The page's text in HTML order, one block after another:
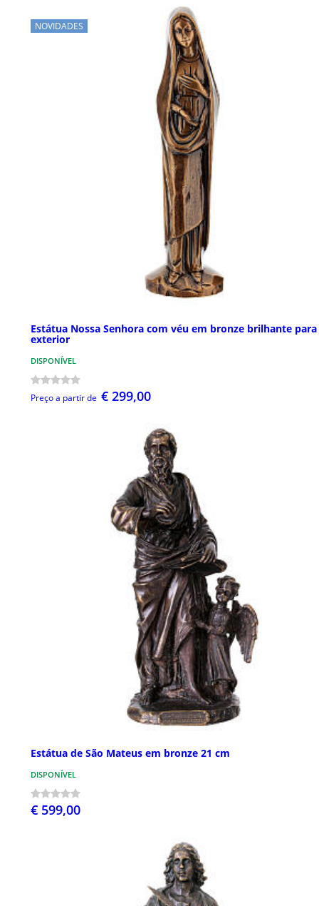
NOVIDADES
Estátua Nossa Senhora com véu em bronze brilhante para
exterior
DISPONÍVEL
Preço a partir de € 299,00
Estátua de São Mateus em bronze 21 cm
DISPONÍVEL
€ 599,00